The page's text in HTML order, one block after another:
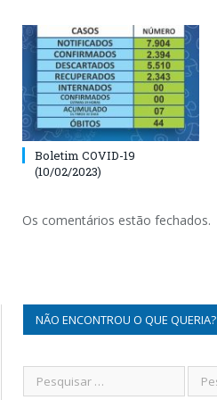
Boletim COVID-19
(10/02/2023)
Os comentários estão fechados.
NÃO ENCONTROU O QUE QUERIA?